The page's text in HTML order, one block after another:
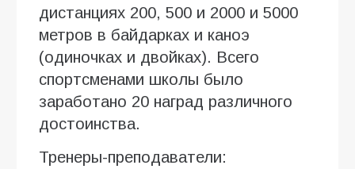
дистанциях 200, 500 и 2000 и 5000
метров в байдарках и каноэ
(одиночках и двойках). Всего
спортсменами школы было
заработано 20 наград различного
достоинства.
Тренеры-преподаватели: